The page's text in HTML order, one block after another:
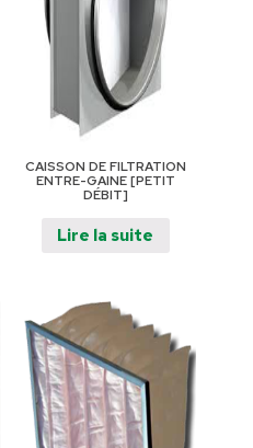
CAISSON DE FILTRATION
ENTRE-GAINE [PETIT
DÉBIT]
Lire la suite